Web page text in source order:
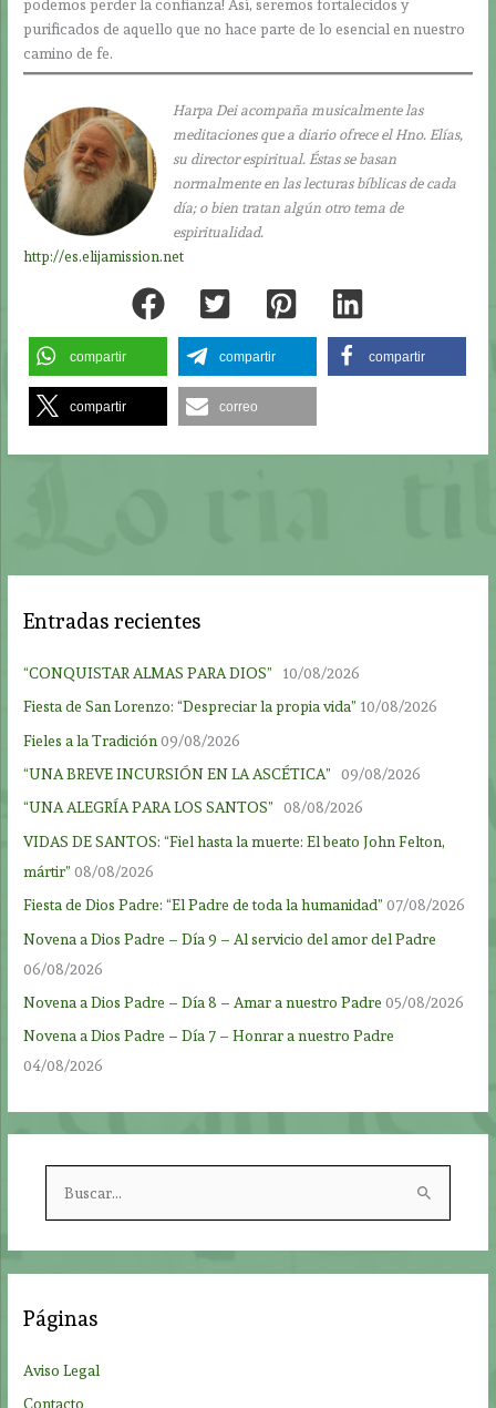
podemos perder la confianza! Así, seremos fortalecidos y
purificados de aquello que no hace parte de lo esencial en nuestro
camino de fe.
Harpa Dei acompaña musicalmente las
meditaciones que a diario ofrece el Hno. Elías,
su director espiritual. Éstas se basan
normalmente en las lecturas bíblicas de cada
día; o bien tratan algún otro tema de
espiritualidad.
http://es.elijamission.net
compartir compartir compartir
compartir correo
Entradas recientes
“CONQUISTAR ALMAS PARA DIOS”
10/08/2026
Fiesta de San Lorenzo: “Despreciar la propia vida” 10/08/2026
Fieles a la Tradición 09/08/2026
“UNA BREVE INCURSIÓN EN LA ASCÉTICA”
09/08/2026
“UNA ALEGRÍA PARA LOS SANTOS”
08/08/2026
VIDAS DE SANTOS: “Fiel hasta la muerte: El beato John Felton,
mártir” 08/08/2026
Fiesta de Dios Padre: “El Padre de toda la humanidad” 07/08/2026
Novena a Dios Padre – Día 9 – Al servicio del amor del Padre
06/08/2026
Novena a Dios Padre – Día 8 – Amar a nuestro Padre 05/08/2026
Novena a Dios Padre – Día 7 – Honrar a nuestro Padre
04/08/2026
r
Páginas
Aviso Legal
Contacto